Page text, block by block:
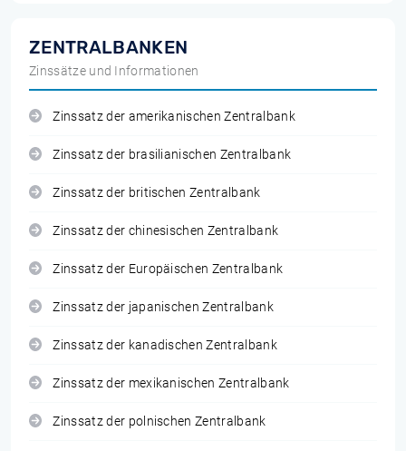
ZENTRALBANKEN
Zinssätze und Informationen
Zinssatz der amerikanischen Zentralbank
Zinssatz der brasilianischen Zentralbank
Zinssatz der britischen Zentralbank
Zinssatz der chinesischen Zentralbank
Zinssatz der Europäischen Zentralbank
Zinssatz der japanischen Zentralbank
Zinssatz der kanadischen Zentralbank
Zinssatz der mexikanischen Zentralbank
Zinssatz der polnischen Zentralbank